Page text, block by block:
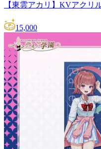
【東雲アカリ】KVアクリ
15,000